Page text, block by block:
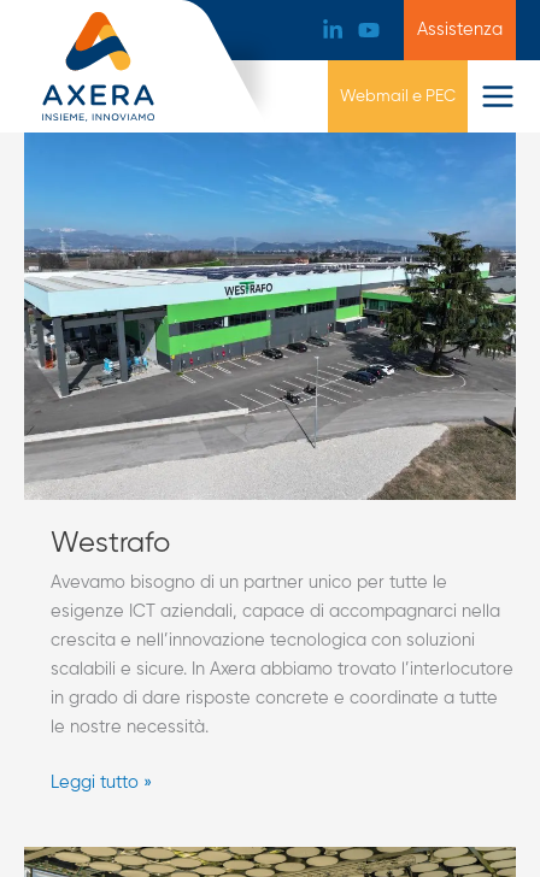
Assistenza
Webmail e PEC
Westrafo
Avevamo bisogno di un partner unico per tutte le
esigenze ICT aziendali, capace di accompagnarci nella
crescita e nell’innovazione tecnologica con soluzioni
scalabili e sicure. In Axera abbiamo trovato l’interlocutore
in grado di dare risposte concrete e coordinate a tutte
le nostre necessità.
Leggi tutto »
AXERA